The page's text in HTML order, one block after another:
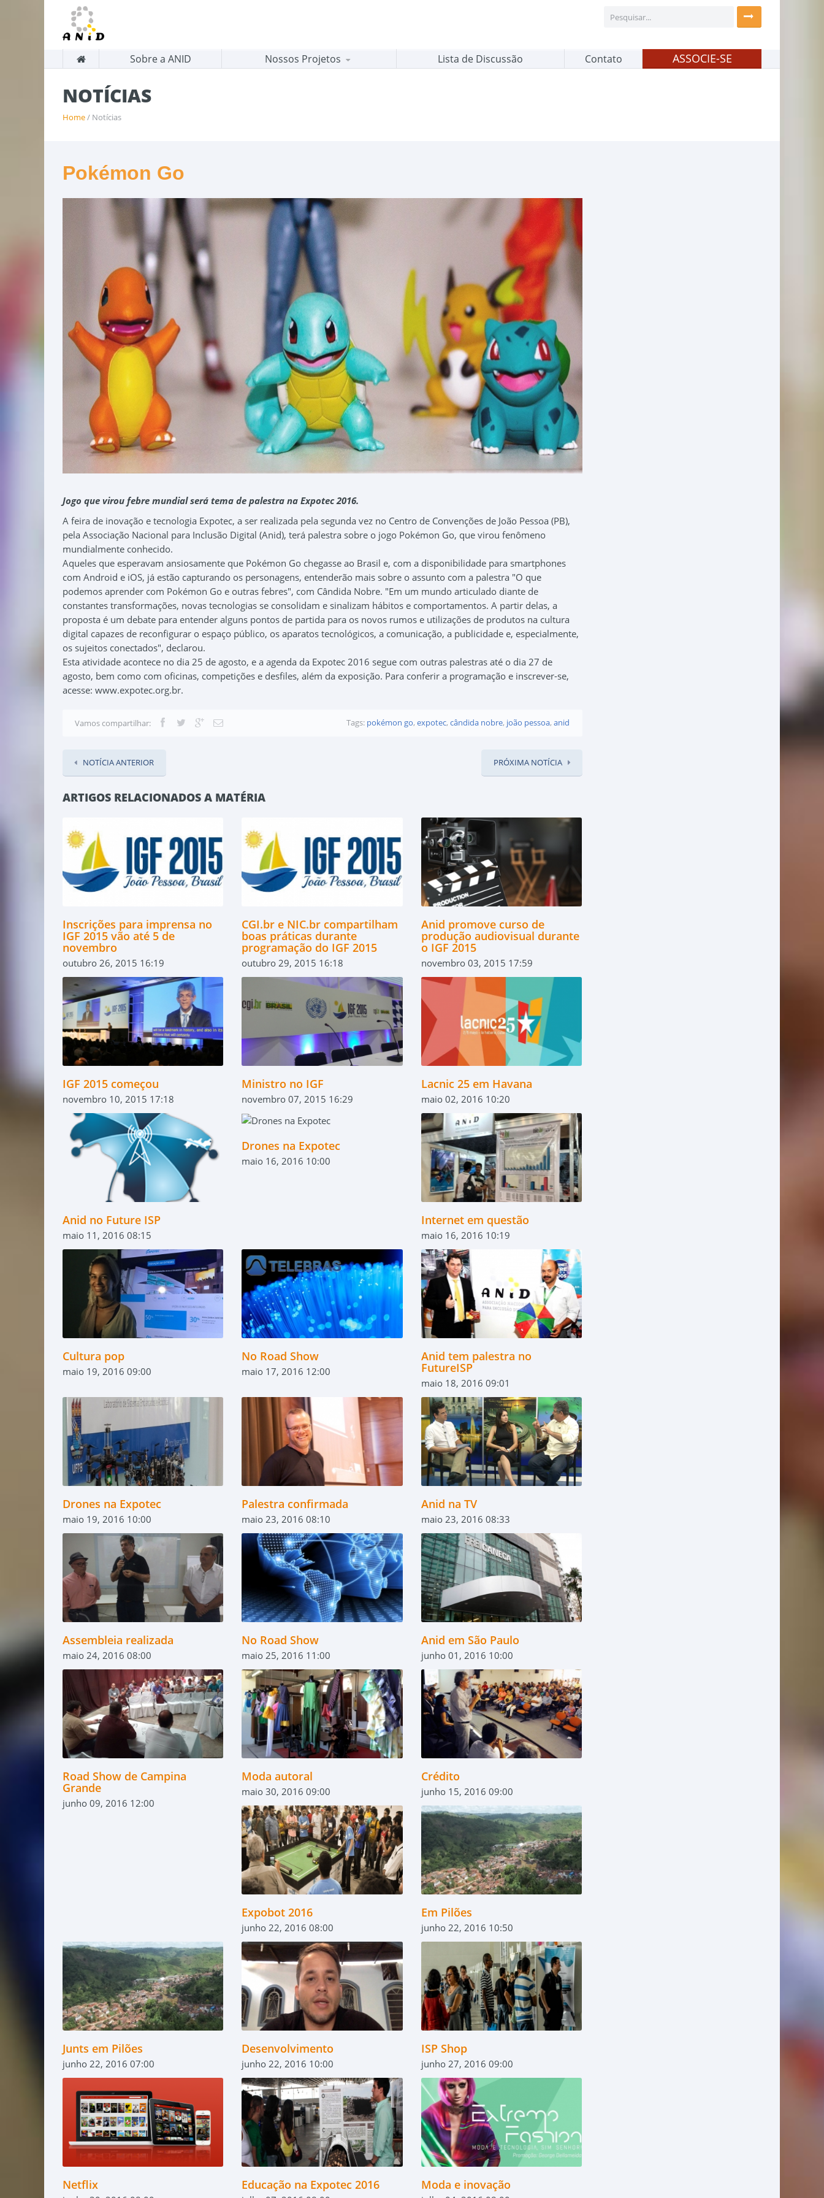
Sobre a ANID Nossos Projetos Lista de Discussão Contato ASSOCIE-SE
NOTÍCIAS
Home/ Notícias
Pokémon Go
Jogo que virou febre mundial será tema de palestra na Expotec 2016.
A feira de inovação e tecnologia Expotec, a ser realizada pela segunda vez no Centro de Convenções de João Pessoa (PB),
pela Associação Nacional para Inclusão Digital (Anid), terá palestra sobre o jogo Pokémon Go, que virou fenômeno
mundialmente conhecido.
Aqueles que esperavam ansiosamente que Pokémon Go chegasse ao Brasil e, com a disponibilidade para smartphones
com Android e iOS, já estão capturando os personagens, entenderão mais sobre o assunto com a palestra "O que
podemos aprender com Pokémon Go e outras febres", com Cândida Nobre. "Em um mundo articulado diante de
constantes transformações, novas tecnologias se consolidam e sinalizam hábitos e comportamentos. A partir delas, a
proposta é um debate para entender alguns pontos de partida para os novos rumos e utilizações de produtos na cultura
digital capazes de reconfigurar o espaço público, os aparatos tecnológicos, a comunicação, a publicidade e, especialmente,
os sujeitos conectados", declarou.
Esta atividade acontece no dia 25 de agosto, e a agenda da Expotec 2016 segue com outras palestras até o dia 27 de
agosto, bem como com oficinas, competições e desfiles, além da exposição. Para conferir a programação e inscrever-se,
acesse: www.expotec.org.br.
Vamos compartilhar: Tags: pokémon go, expotec, cândida nobre, joão pessoa, anid
NOTÍCIA ANTERIOR PRÓXIMA NOTÍCIA
ARTIGOS RELACIONADOS A MATÉRIA
Inscrições para imprensa no
IGF 2015 vão até 5 de
novembro
outubro 26, 2015 16:19
CGI.br e NIC.br compartilham
boas práticas durante
programação do IGF 2015
outubro 29, 2015 16:18
Anid promove curso de
produção audiovisual durante
o IGF 2015
novembro 03, 2015 17:59
IGF 2015 começou
novembro 10, 2015 17:18
Ministro no IGF
novembro 07, 2015 16:29
Lacnic 25 em Havana
maio 02, 2016 10:20
Anid no Future ISP
maio 11, 2016 08:15
Drones na Expotec
maio 16, 2016 10:00
Internet em questão
maio 16, 2016 10:19
Cultura pop
maio 19, 2016 09:00
No Road Show
maio 17, 2016 12:00
Anid tem palestra no
FutureISP
maio 18, 2016 09:01
Drones na Expotec
maio 19, 2016 10:00
Palestra confirmada
maio 23, 2016 08:10
Anid na TV
maio 23, 2016 08:33
Assembleia realizada
maio 24, 2016 08:00
No Road Show
maio 25, 2016 11:00
Anid em São Paulo
junho 01, 2016 10:00
Road Show de Campina
Grande
junho 09, 2016 12:00
Moda autoral
maio 30, 2016 09:00
Crédito
junho 15, 2016 09:00
Expobot 2016
junho 22, 2016 08:00
Em Pilões
junho 22, 2016 10:50
Junts em Pilões
junho 22, 2016 07:00
Desenvolvimento
junho 22, 2016 10:00
ISP Shop
junho 27, 2016 09:00
Netflix Educação na Expotec 2016 Moda e inovação